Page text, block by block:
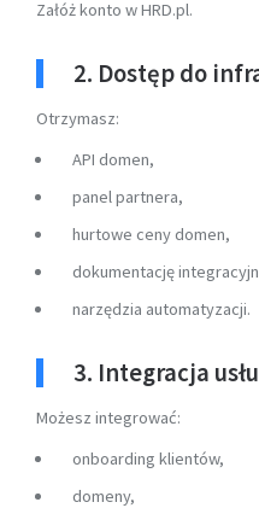
Załóż konto w HRD.pl.
2. Dostęp do
Otrzymasz:
API domen,
panel partnera,
hurtowe ceny domen,
dokumentację
narzędzia automatyzacji.
3. Integracja
Możesz integrować:
onboarding klientów,
domeny,